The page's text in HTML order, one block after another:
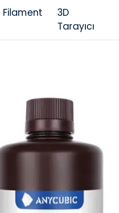
Filament
3D
Tarayıcı